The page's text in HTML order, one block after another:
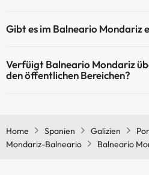
Gibt es im Balneario Mondariz
Gemeinschaftsräumen.
Verfüigt Balneario Mondariz
den öffentlichen Bereichen?
Home
Spanien Galizien
Mondariz-Balneario
Balneario